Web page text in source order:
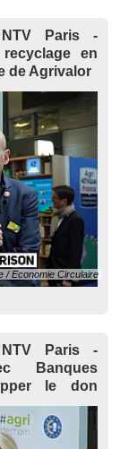
Paris -
en
de Agrivalor
/ Economie Circulaire
Paris -
Banques
le don